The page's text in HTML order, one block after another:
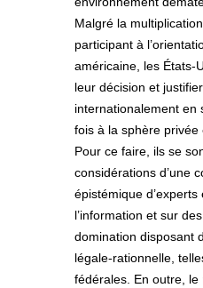
Malgré la
participant à
américaine, les États-
leur décision et
internationalement en
fois à la sphère privée
Pour ce faire, ils se
considérations d’une
épistémique
l’information et sur
domination disposant
légale-rationnelle,
fédérales. En outre, le